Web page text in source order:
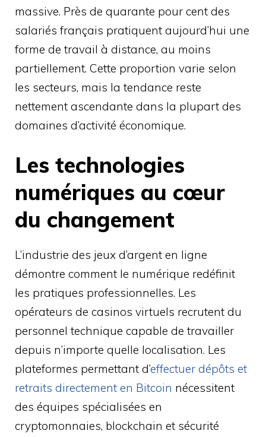
massive. Près de quarante pour cent des
salariés français pratiquent aujourd’hui une
forme de travail à distance, au moins
partiellement. Cette proportion varie selon
les secteurs, mais la tendance reste
nettement ascendante dans la plupart des
domaines d’activité économique.
Les technologies
numériques au cœur
du changement
L’industrie des jeux d’argent en ligne
démontre comment le numérique redéfinit
les pratiques professionnelles. Les
opérateurs de casinos virtuels recrutent du
personnel technique capable de travailler
depuis n’importe quelle localisation. Les
plateformes permettant d’effectuer dépôts et
retraits directement en Bitcoin nécessitent
des équipes spécialisées en
cryptomonnaies, blockchain et sécurité